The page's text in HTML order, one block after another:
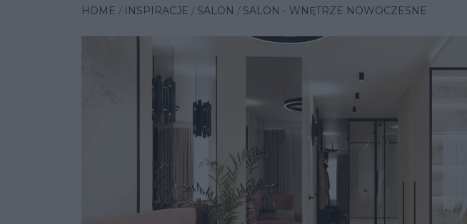
HOME INSPIRACJE SALON SALON - WNĘTRZE NOWOCZESNE